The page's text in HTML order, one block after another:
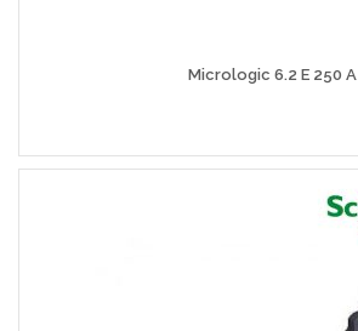
Micrologic 6.2 E 250 A